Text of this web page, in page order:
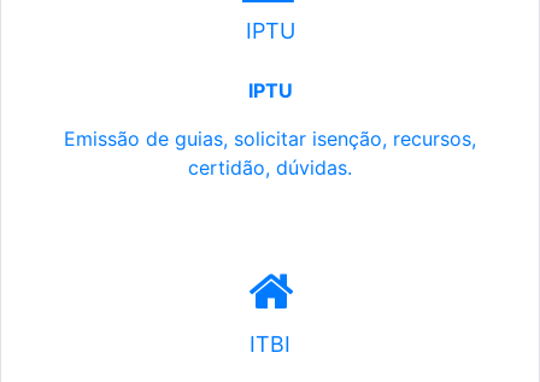
IPTU
IPTU
Emissão de guias, solicitar isenção, recursos,
certidão, dúvidas.
ITBI